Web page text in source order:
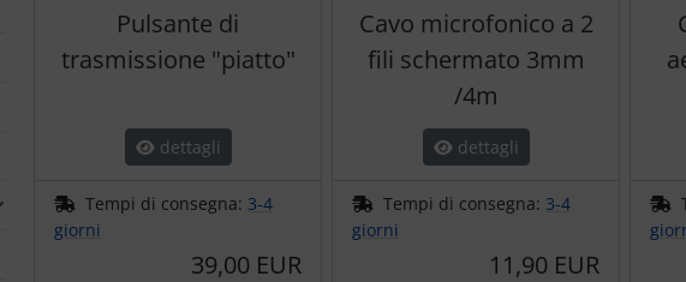
Pulsante di
trasmissione "piatto"
dettagli
Tempi di consegna: 3-4
giorni
39,00 EUR
Cavo microfonico a 2
fili schermato 3mm
/4m
dettagli
Tempi di consegna: 3-4
giorni
11,90 EUR